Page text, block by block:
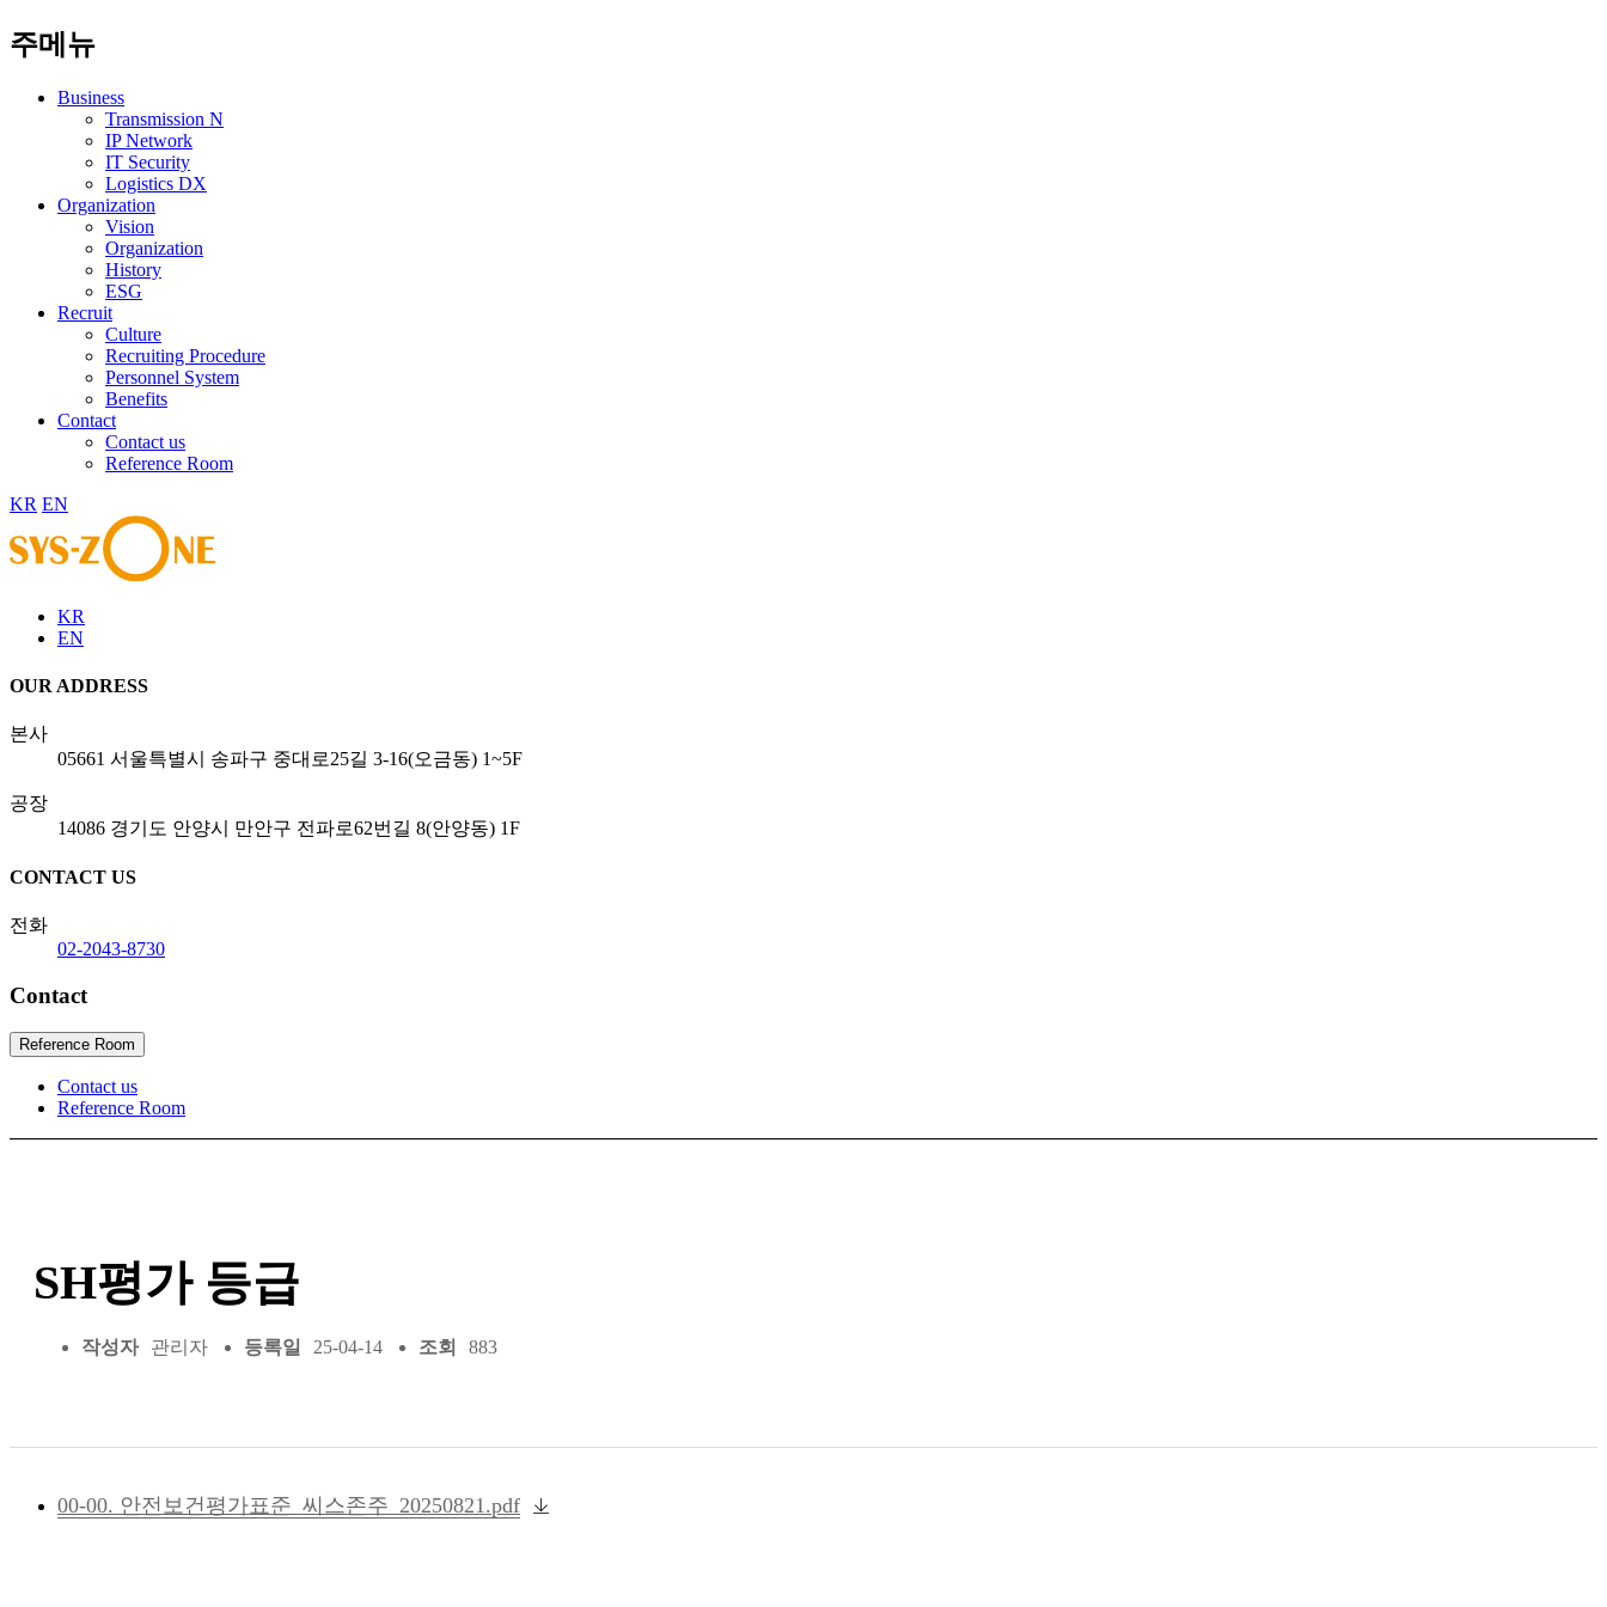
주메뉴
Business
Transmission N
IP Network
IT Security
Logistics DX
Organization
Vision
Organization
History
ESG
Recruit
Culture
Recruiting Procedure
Personnel System
Benefits
Contact
Contact us
Reference Room
KR EN
KR
EN
OUR ADDRESS
본사
05661 서울특별시 송파구 중대로25길 3-16(오금동) 1~5F
공장
14086 경기도 안양시 만안구 전파로62번길 8(안양동) 1F
CONTACT US
전화
02-2043-8730
Contact
Reference Room
Contact us
Reference Room
SH평가 등급
작성자 관리자 등록일 25-04-14 조회 883
00-00. 안전보건평가표준_씨스존주_20250821.pdf